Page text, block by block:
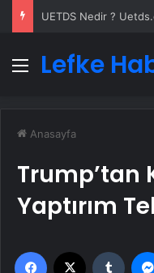
Menü
Lefke
Anasayfa
Trump’tan
Yaptırım
Facebook